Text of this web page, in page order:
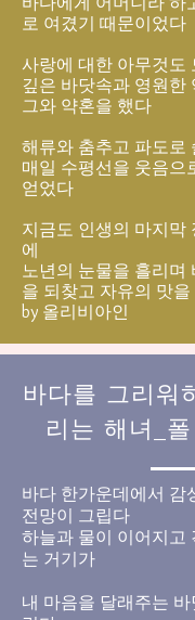
로 여겼기 때문이었다
사랑에 대한 아무것도
깊은 바닷속과 영원한
그와 약혼을 했다
해류와 춤추고 파도로
매일 수평선을 웃음으
얻었다
지금도 인생의 마지막
에
노년의 눈물을 흘리며
을 되찾고 자유의 맛
by 올리비아인
바다를 그리워
리는 해녀_
바다 한가운데에서 감
전망이 그립다
하늘과 물이 이어지고
는 거기가
내 마음을 달래주는